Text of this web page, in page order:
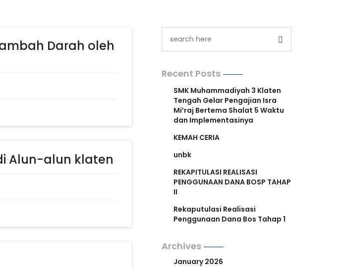
Darah oleh
Alun-alun klaten
Recent Posts
SMK Muhammadiyah 3 Klaten
Tengah Gelar Pengajian Isra
Mi’raj Bertema Shalat 5 Waktu
dan Implementasinya
KEMAH CERIA
unbk
REKAPITULASI REALISASI
PENGGUNAAN DANA BOSP TAHAP
II
Rekaputulasi Realisasi
Penggunaan Dana Bos Tahap 1
Archives
January 2026